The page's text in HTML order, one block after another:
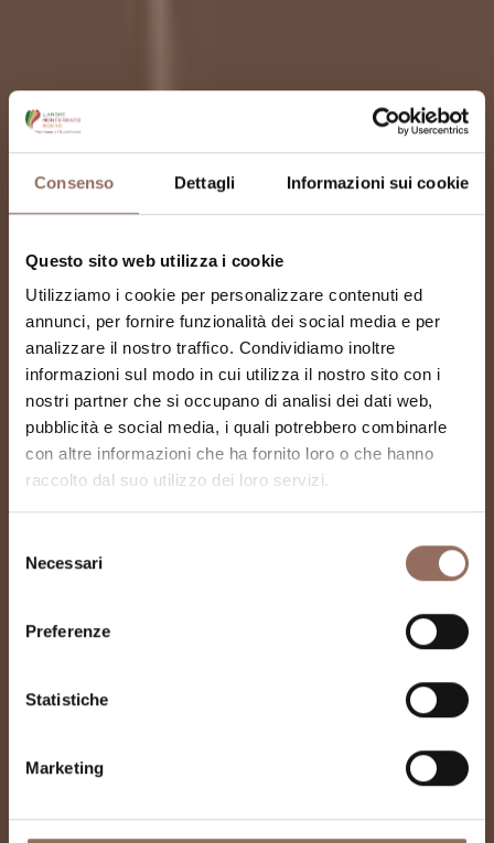
Consenso Dettagli Informazioni sui cookie
Questo sito web utilizza i cookie
Utilizziamo i cookie per personalizzare contenuti ed
annunci, per fornire funzionalità dei social media e per
analizzare il nostro traffico. Condividiamo inoltre
informazioni sul modo in cui utilizza il nostro sito con i
nostri partner che si occupano di analisi dei dati web,
pubblicità e social media, i quali potrebbero combinarle
con altre informazioni che ha fornito loro o che hanno
raccolto dal suo utilizzo dei loro servizi.
delNecessari
Preferenze
Statistiche
Marketing
Torre dell’Antico
Castello di Agliano
Terme